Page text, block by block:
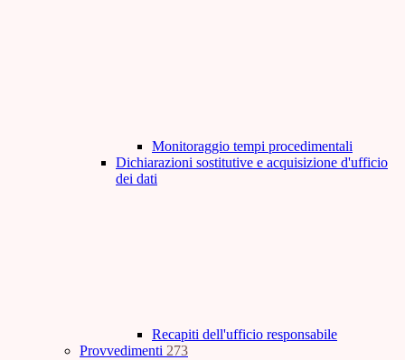
Monitoraggio tempi procedimentali
Dichiarazioni sostitutive e acquisizione d'ufficio
dei dati
Recapiti dell'ufficio responsabile
Provvedimenti 273